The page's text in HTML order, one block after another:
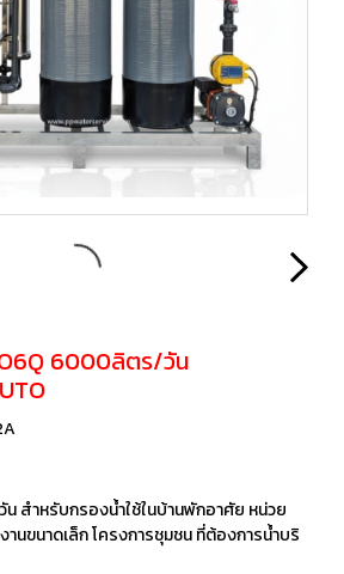
6000ลิตร/วัน
น สำหรับกรองน้ำใช้ในบ้านพักอาศัย หน่วย
านขนาดเล็ก โครงการชุมชน ที่ต้องการน้ำบริ